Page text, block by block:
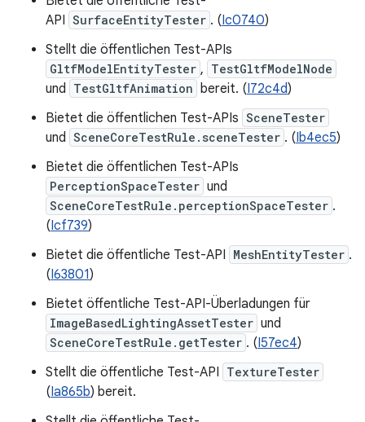
API SurfaceEntityTester . (Ic0740)
Stellt die öffentlichen Test-APIs
GltfModelEntityTester , TestGltfModelNode
und TestGltfAnimation bereit. (I72c4d)
Bietet die öffentlichen Test-APIs SceneTester
und SceneCoreTestRule.sceneTester . (Ib4ec5)
Bietet die öffentlichen Test-APIs
PerceptionSpaceTester und
SceneCoreTestRule.perceptionSpaceTester .
(Icf739)
Bietet die öffentliche Test-API MeshEntityTester .
(I63801)
Bietet öffentliche Test-API-Überladungen für
ImageBasedLightingAssetTester und
SceneCoreTestRule.getTester . (I57ec4)
Stellt die öffentliche Test-API TextureTester
(Ia865b) bereit.